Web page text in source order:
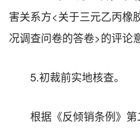
害关系方<关于三元乙丙橡
况调查问卷的答卷>的评论
5.初裁前实地核查。
根据《反倾销条例》